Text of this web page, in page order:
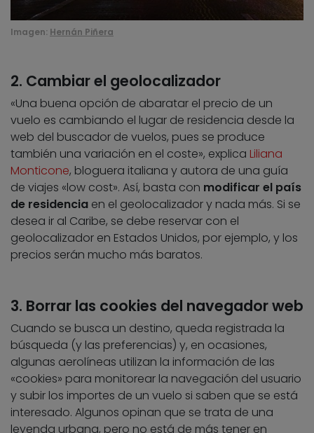
Imagen: Hernán Piñera
2. Cambiar el geolocalizador
«Una buena opción de abaratar el precio de un
vuelo es cambiando el lugar de residencia desde la
web del buscador de vuelos, pues se produce
también una variación en el coste», explica Liliana
Monticone, bloguera italiana y autora de una guía
de viajes «low cost». Así, basta con modificar el país
de residencia en el geolocalizador y nada más. Si se
desea ir al Caribe, se debe reservar con el
geolocalizador en Estados Unidos, por ejemplo, y los
precios serán mucho más baratos.
3. Borrar las cookies del navegador web
Cuando se busca un destino, queda registrada la
búsqueda (y las preferencias) y, en ocasiones,
algunas aerolíneas utilizan la información de las
«cookies» para monitorear la navegación del usuario
y subir los importes de un vuelo si saben que se está
interesado. Algunos opinan que se trata de una
leyenda urbana, pero no está de más tener en